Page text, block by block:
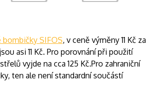
SIFOS, v ceně výměny 11 Kč za
asi 11 Kč. Pro porovnání při použití
vyjde na cca 125 Kč.Pro zahraniční
ten ale není standardní součástí